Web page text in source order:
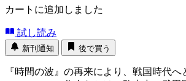
カートに追加しました
試し読み
新刊通知 後で買う
『時間の波』の再来により、戦国時代へ